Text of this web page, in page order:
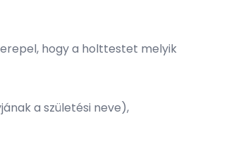
hogy a holttestet melyik
a születési neve),